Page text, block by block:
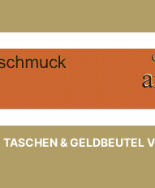
TASCHEN & GELDBEUTEL